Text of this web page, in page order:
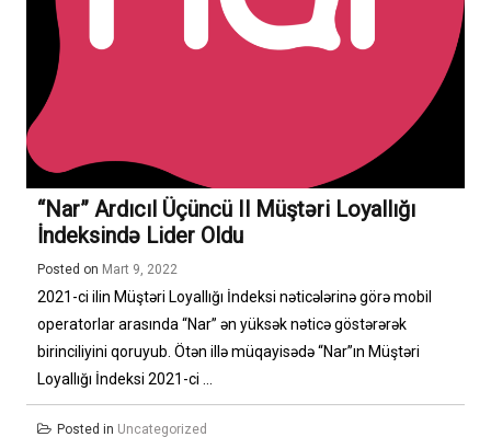
“Nar” Ardıcıl Üçüncü Il Müştəri Loyallığı
İndeksində Lider Oldu
Posted on Mart 9, 2022
2021-ci ilin Müştəri Loyallığı İndeksi nəticələrinə görə mobil
operatorlar arasında “Nar” ən yüksək nəticə göstərərək
birinciliyini qoruyub. Ötən illə müqayisədə “Nar”ın Müştəri
Loyallığı İndeksi 2021-ci ...
Posted in Uncategorized